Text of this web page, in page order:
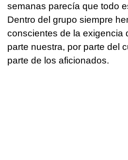
semanas parecía que todo
Dentro del grupo siempre
conscientes de la exigencia
parte nuestra, por parte del
parte de los aficionados.